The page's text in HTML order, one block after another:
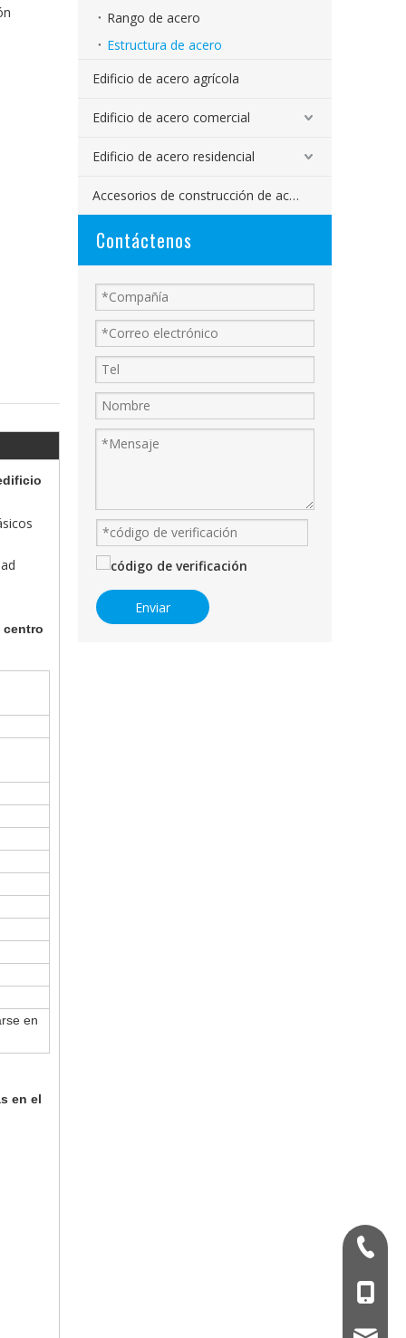
centro
en
en el
Rango de acero
Estructura de acero
Edificio de acero agrícola
Edificio de acero comercial
Edificio de acero residencial
Accesorios de construcción de acero
Contáctenos
Enviar
+ 86-
+86 -